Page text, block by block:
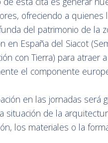
ofreciendo a
del patrimonio de la
en España del Siacot
con Tierra) para atraer
el componente
en las jornadas será
situación de la
los materiales o la